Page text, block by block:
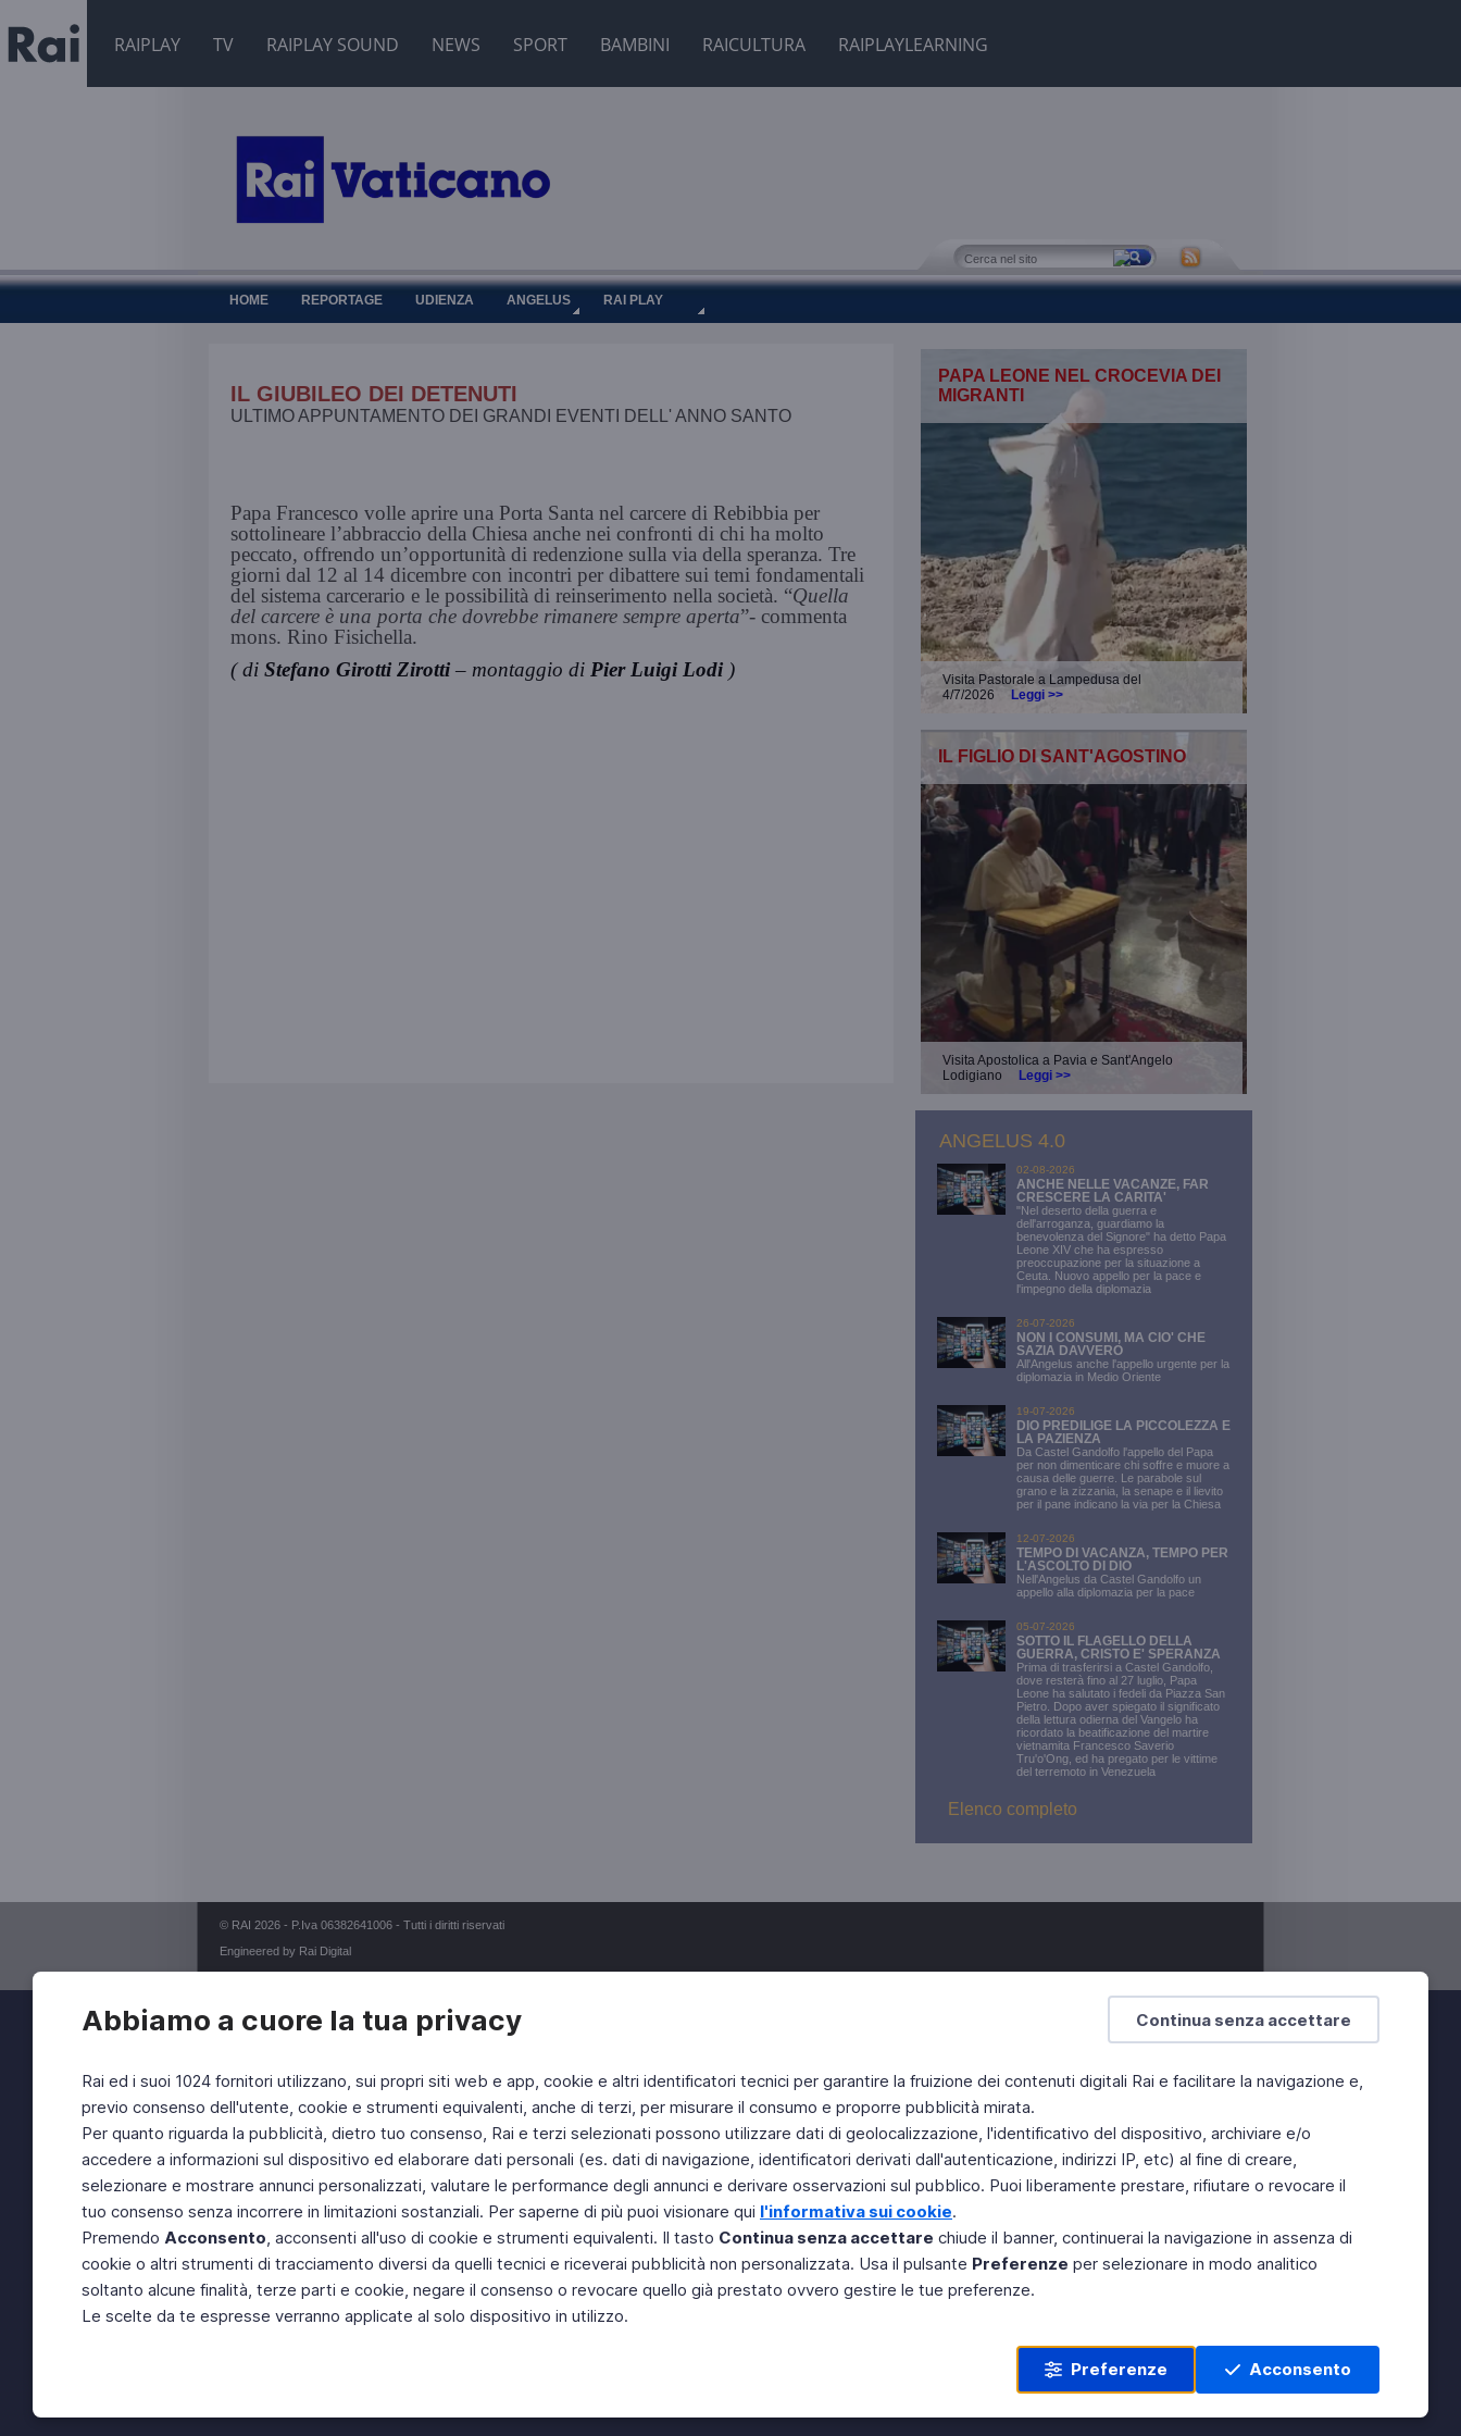
RAIPLAY TV RAIPLAY SOUND NEWS SPORT BAMBINI RAICULTURA RAIPLAYLEARNING
Continua senza accettare
Abbiamo a cuore la tua privacy
Rai ed i suoi 1024 fornitori utilizzano, sui propri siti web e app, cookie e altri identificatori tecnici per garantire la fruizione dei contenuti digitali Rai e facilitare la navigazione e,
previo consenso dell'utente, cookie e strumenti equivalenti, anche di terzi, per misurare il consumo e proporre pubblicità mirata.
Per quanto riguarda la pubblicità, dietro tuo consenso, Rai e terzi selezionati possono utilizzare dati di geolocalizzazione, l'identificativo del dispositivo, archiviare e/o
accedere a informazioni sul dispositivo ed elaborare dati personali (es. dati di navigazione, identificatori derivati dall'autenticazione, indirizzi IP, etc) al fine di creare,
selezionare e mostrare annunci personalizzati, valutare le performance degli annunci e derivare osservazioni sul pubblico. Puoi liberamente prestare, rifiutare o revocare il
tuo consenso senza incorrere in limitazioni sostanziali. Per saperne di più puoi visionare qui l'informativa sui cookie.
Premendo Acconsento , acconsenti all'uso di cookie e strumenti equivalenti. Il tasto Continua senza accettare chiude il banner, continuerai la navigazione in assenza di
cookie o altri strumenti di tracciamento diversi da quelli tecnici e riceverai pubblicità non personalizzata. Usa il pulsante Preferenze per selezionare in modo analitico
soltanto alcune finalità, terze parti e cookie, negare il consenso o revocare quello già prestato ovvero gestire le tue preferenze.
Le scelte da te espresse verranno applicate al solo dispositivo in utilizzo.
Preferenze Acconsento
HOME REPORTAGE UDIENZA ANGELUS RAI PLAY
PAPA LEONE NEL CROCEVIA DEI
MIGRANTI
Visita Pastorale a Lampedusa del
4/7/2026
Leggi >>
IL FIGLIO DI SANT'AGOSTINO
Visita Apostolica a Pavia e Sant'Angelo
Lodigiano
Leggi >>
ANGELUS 4.0
02-08-2026
ANCHE NELLE VACANZE, FAR
CRESCERE LA CARITA'
"Nel deserto della guerra e
dell'arroganza, guardiamo la
benevolenza del Signore" ha detto Papa
Leone XIV che ha espresso
preoccupazione per la situazione a
Ceuta. Nuovo appello per la pace e
l'impegno della diplomazia
26-07-2026
NON I CONSUMI, MA CIO' CHE
SAZIA DAVVERO
All'Angelus anche l'appello urgente per la
diplomazia in Medio Oriente
19-07-2026
DIO PREDILIGE LA PICCOLEZZA E
LA PAZIENZA
Da Castel Gandolfo l'appello del Papa
per non dimenticare chi soffre e muore a
causa delle guerre. Le parabole sul
grano e la zizzania, la senape e il lievito
per il pane indicano la via per la Chiesa
12-07-2026
TEMPO DI VACANZA, TEMPO PER
L'ASCOLTO DI DIO
Nell'Angelus da Castel Gandolfo un
appello alla diplomazia per la pace
05-07-2026
SOTTO IL FLAGELLO DELLA
GUERRA, CRISTO E' SPERANZA
Prima di trasferirsi a Castel Gandolfo,
dove resterà fino al 27 luglio, Papa
Leone ha salutato i fedeli da Piazza San
Pietro. Dopo aver spiegato il significato
della lettura odierna del Vangelo ha
ricordato la beatificazione del martire
vietnamita Francesco Saverio
Tru'o'Ong, ed ha pregato per le vittime
del terremoto in Venezuela
Elenco completo
IL GIUBILEO DEI DETENUTI
ULTIMO APPUNTAMENTO DEI GRANDI EVENTI DELL' ANNO SANTO
Papa Francesco volle aprire una Porta Santa nel carcere di Rebibbia per
sottolineare l’abbraccio della Chiesa anche nei confronti di chi ha molto
peccato, offrendo un’opportunità di redenzione sulla via della speranza. Tre
giorni dal 12 al 14 dicembre con incontri per dibattere sui temi fondamentali
del sistema carcerario e le possibilità di reinserimento nella società. “Quella
del carcere è una porta che dovrebbe rimanere sempre aperta”- commenta
mons. Rino Fisichella.
( di Stefano Girotti Zirotti – montaggio di Pier Luigi Lodi )
© RAI 2026 - P.Iva 06382641006 - Tutti i diritti riservati
Engineered by Rai Digital